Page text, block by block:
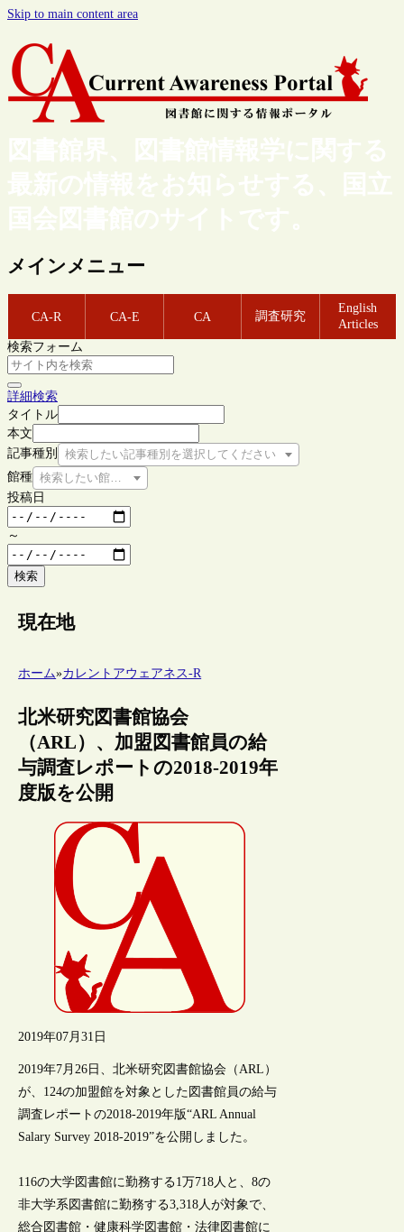
Skip to main content area
図書館界、図書館情報学に関する
最新の情報をお知らせする、国立
国会図書館のサイトです。
メインメニュー
CA-R CA-E CA 調査研究
English
Articles
検索フォーム
詳細検索
タイトル
本文
記事種別
検索したい記事種別を選択してください
館種 検索したい館種を選択してください
投稿日
～
検索
現在地
ホーム»カレントアウェアネス-R
北米研究図書館協会
（ARL）、加盟図書館員の給
与調査レポートの2018-2019年
度版を公開
2019年07月31日
2019年7月26日、北米研究図書館協会（ARL）
が、124の加盟館を対象とした図書館員の給与
調査レポートの2018-2019年版“ARL Annual
Salary Survey 2018-2019”を公開しました。
116の大学図書館に勤務する1万718人と、8の
非大学系図書館に勤務する3,318人が対象で、
総合図書館・健康科学図書館・法律図書館に